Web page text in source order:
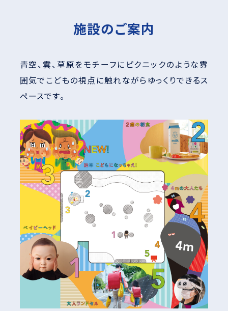
施設のご案内
青空、雲、草原をモチーフにピクニックのような雰
囲気でこどもの視点に触れながらゆっくりできるス
ペースです。